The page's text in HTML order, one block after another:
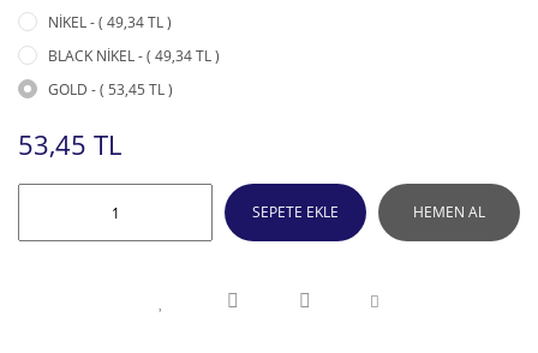
NİKEL - ( 49,34 TL )
BLACK NİKEL - ( 49,34 TL )
GOLD - ( 53,45 TL )
53,45 TL
SEPETE EKLE HEMEN AL